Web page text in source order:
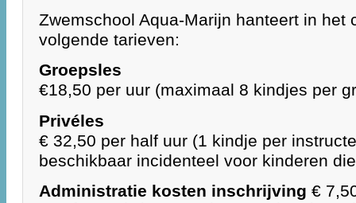
Zwemschool Aqua-Marijn hanteert in het
volgende tarieven:
Groepsles
€18,50 per uur (maximaal 8 kindjes per
Privéles
€ 32,50 per half uur (1 kindje per
beschikbaar incidenteel voor kinderen
Administratie kosten inschrijving €